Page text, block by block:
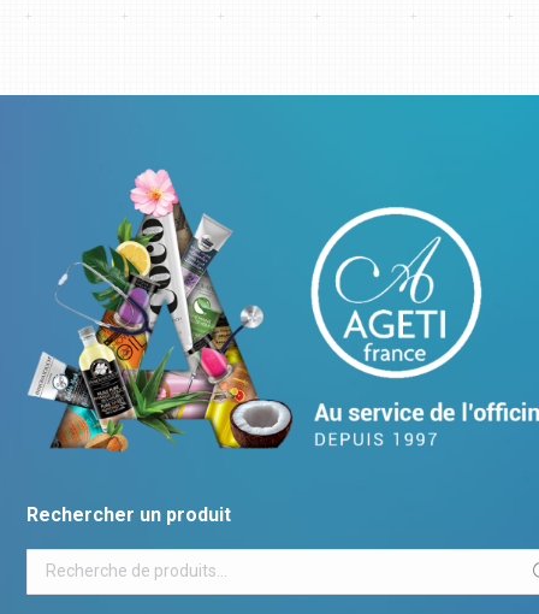
Rechercher un produit